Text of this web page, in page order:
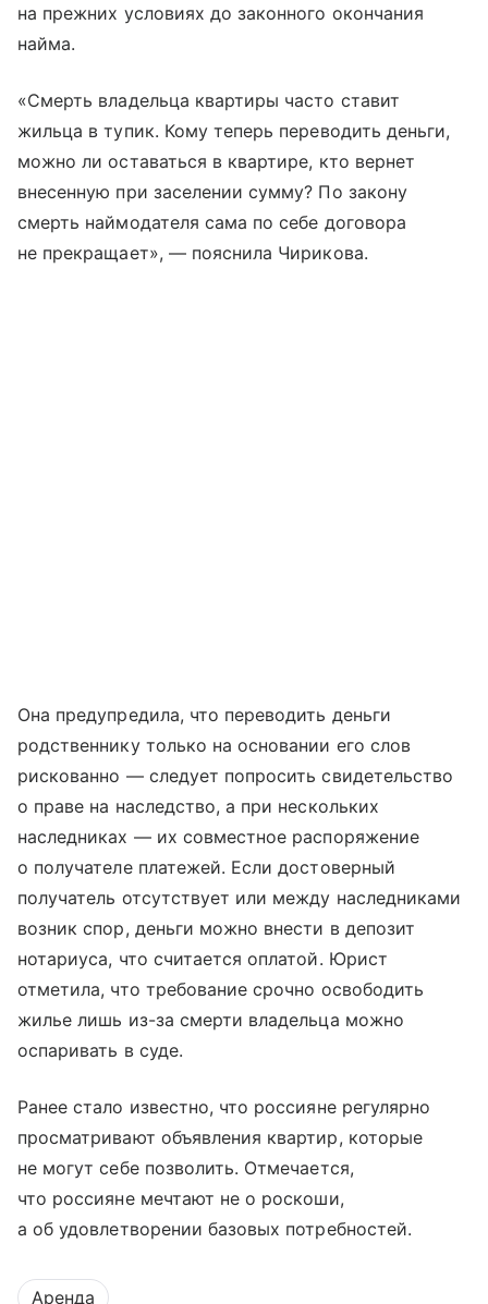
на прежних условиях до законного окончания
найма.
«Смерть владельца квартиры часто ставит
жильца в тупик. Кому теперь переводить деньги,
можно ли оставаться в квартире, кто вернет
внесенную при заселении сумму? По закону
смерть наймодателя сама по себе договора
не прекращает», — пояснила Чирикова.
Она предупредила, что переводить деньги
родственнику только на основании его слов
рискованно — следует попросить свидетельство
о праве на наследство, а при нескольких
наследниках — их совместное распоряжение
о получателе платежей. Если достоверный
получатель отсутствует или между наследниками
возник спор, деньги можно внести в депозит
нотариуса, что считается оплатой. Юрист
отметила, что требование срочно освободить
жилье лишь из-за смерти владельца можно
оспаривать в суде.
Ранее стало известно, что россияне регулярно
просматривают объявления квартир, которые
не могут себе позволить. Отмечается,
что россияне мечтают не о роскоши,
а об удовлетворении базовых потребностей.
Аренда